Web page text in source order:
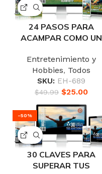
24 PASOS PARA
ACAMPAR COMO UN
Entretenimiento y
Hobbies, Todos
SKU: EH-689
$49.99 $25.00
-50%
30 CLAVES PARA
SUPERAR TUS